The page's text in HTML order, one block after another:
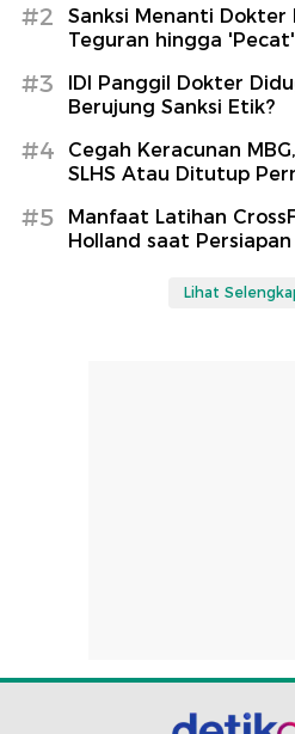
#2
Sanksi Menanti Dokter
Teguran hingga
#3
IDI Panggil Dokter
Berujung Sanksi Etik?
#4
Cegah Keracunan
SLHS Atau Ditutup
#5
Manfaat Latihan
Holland saat
Lihat